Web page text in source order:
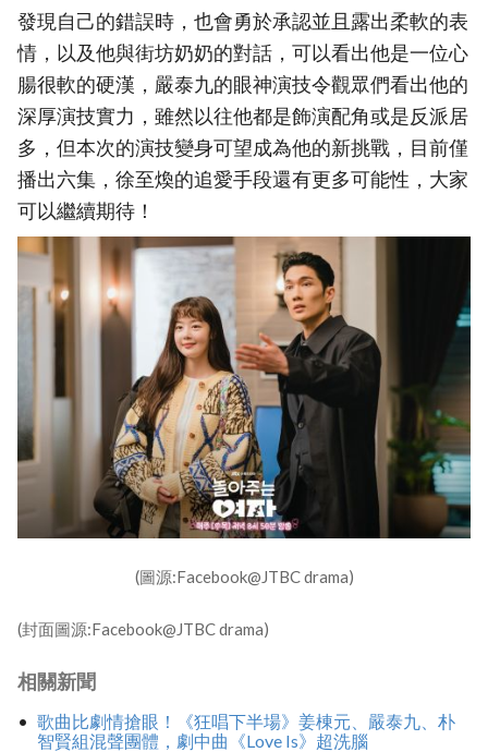
發現自己的錯誤時，也會勇於承認並且露出柔軟的表
情，以及他與街坊奶奶的對話，可以看出他是一位心
腸很軟的硬漢，嚴泰九的眼神演技令觀眾們看出他的
深厚演技實力，雖然以往他都是飾演配角或是反派居
多，但本次的演技變身可望成為他的新挑戰，目前僅
播出六集，徐至煥的追愛手段還有更多可能性，大家
可以繼續期待！
(圖源:Facebook@JTBC drama)
(封面圖源:Facebook@JTBC drama)
相關新聞
歌曲比劇情搶眼！《狂唱下半場》姜棟元、嚴泰九、朴
智賢組混聲團體，劇中曲《Love Is》超洗腦